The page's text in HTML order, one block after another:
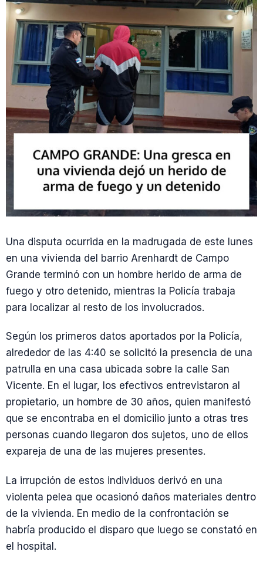
Una disputa ocurrida en la madrugada de este lunes
en una vivienda del barrio Arenhardt de Campo
Grande terminó con un hombre herido de arma de
fuego y otro detenido, mientras la Policía trabaja
para localizar al resto de los involucrados.
Según los primeros datos aportados por la Policía,
alrededor de las 4:40 se solicitó la presencia de una
patrulla en una casa ubicada sobre la calle San
Vicente. En el lugar, los efectivos entrevistaron al
propietario, un hombre de 30 años, quien manifestó
que se encontraba en el domicilio junto a otras tres
personas cuando llegaron dos sujetos, uno de ellos
expareja de una de las mujeres presentes.
La irrupción de estos individuos derivó en una
violenta pelea que ocasionó daños materiales dentro
de la vivienda. En medio de la confrontación se
habría producido el disparo que luego se constató en
el hospital.